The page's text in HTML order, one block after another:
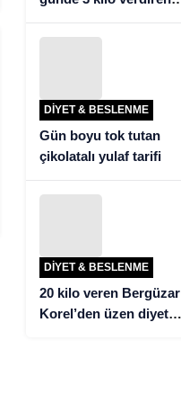
detoks tarifi!
DIYET & BESLENME
Gün boyu tok tutan
çikolatalı yulaf tarifi
DIYET & BESLENME
20 kilo veren Bergüzar
Korel’den üzen diyet